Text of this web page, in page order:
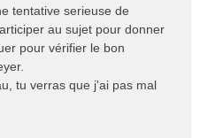
tentative serieuse de
au sujet pour donner
pour vérifier le bon
tu verras que j'ai pas mal